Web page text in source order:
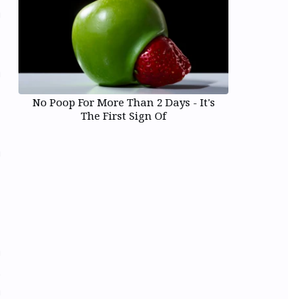
No Poop For More Than 2 Days - It's
The First Sign Of